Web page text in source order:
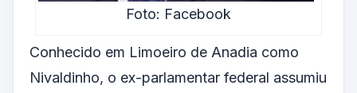
Foto: Facebook
Conhecido em Limoeiro de Anadia como
Nivaldinho, o ex-parlamentar federal assumiu